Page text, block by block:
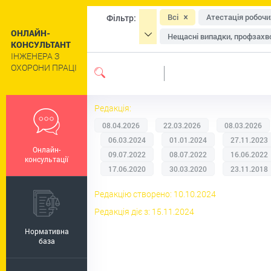
ОНЛАЙН-
КОНСУЛЬТАНТ
ІНЖЕНЕРА З
ОХОРОНИ ПРАЦІ
Онлайн-
консультації
Нормативна
база
Фільтр: Всі Атестація
Нещасні випадки,
Засоби індивідуального
Пільги та компенсації
Регулювання праці окремих
Редакція:
08.04.2026 22.03.2026 08.03.2026
06.03.2024
01.01.2024 27.11.2023
09.07.2022
08.07.2022 16.06.2022
17.06.2020
30.03.2020 23.11.2018
Редакцію створено: 10.10.2024
Редакція діє з: 15.11.2024